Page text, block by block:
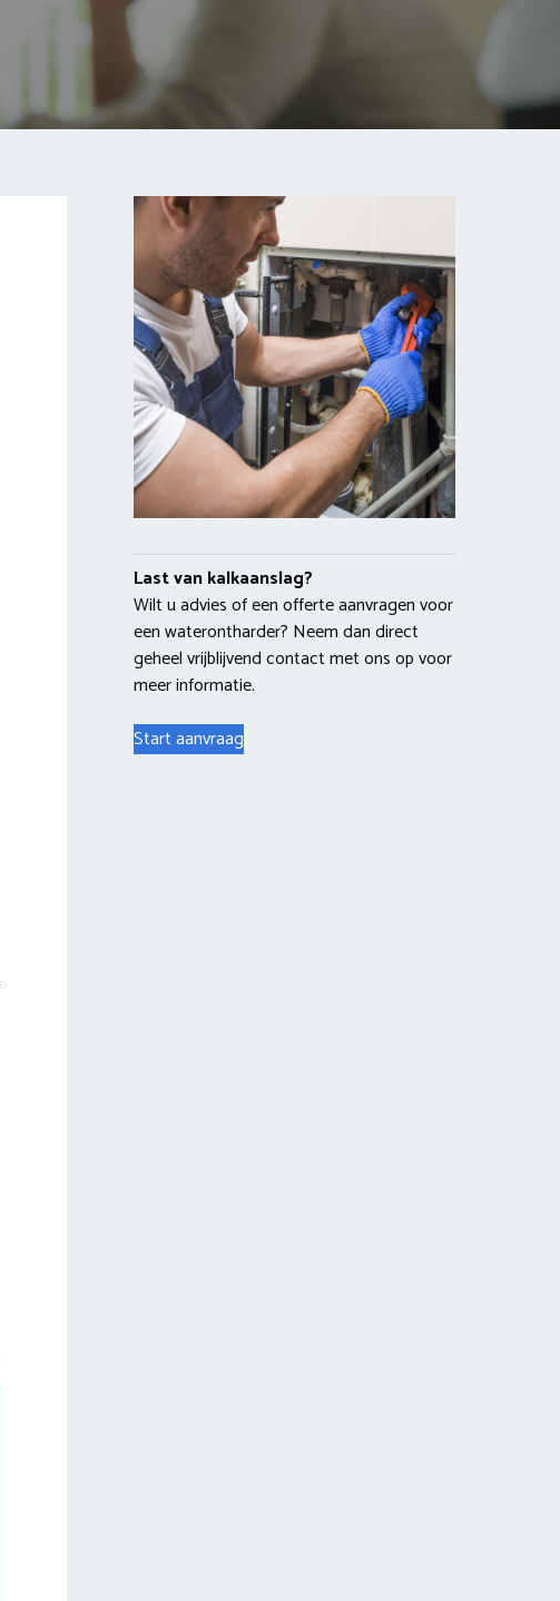
Last van kalkaanslag?
Wilt u advies of een offerte aanvragen voor
een waterontharder? Neem dan direct
geheel vrijblijvend contact met ons op voor
meer informatie.
Start aanvraag